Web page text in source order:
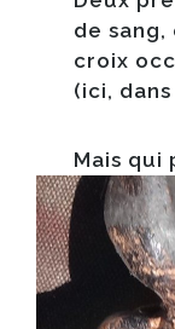
de
croix
(ici,
Mais qui